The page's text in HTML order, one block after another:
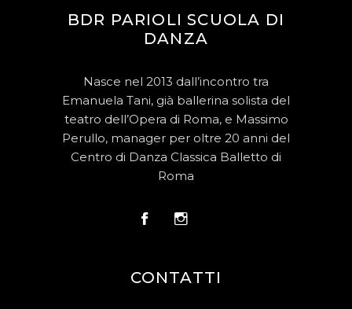
BDR PARIOLI SCUOLA DI
DANZA
Nasce nel 2013 dall’incontro tra
Emanuela Tani, già ballerina solista del
teatro dell’Opera di Roma, e Massimo
Perullo, manager per oltre 20 anni del
Centro di Danza Classica Balletto di
Roma
CONTATTI